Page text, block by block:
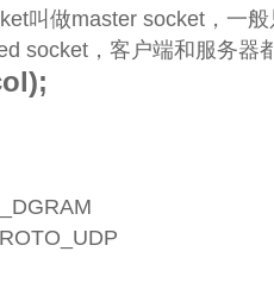
叫做master socket，一
socket，客户端和服务器